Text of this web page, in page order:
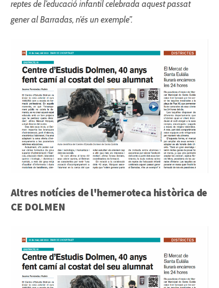
reptes de l’educació infantil celebrada aquest passat
general Barradas, n’és un exemple”.
Altres notícies de l'hemeroteca històrica de
CE DOLMEN